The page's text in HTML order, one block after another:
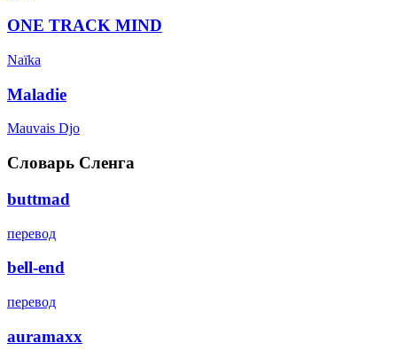
ONE TRACK MIND
Naïka
Maladie
Mauvais Djo
Словарь Сленга
buttmad
перевод
bell-end
перевод
auramaxx